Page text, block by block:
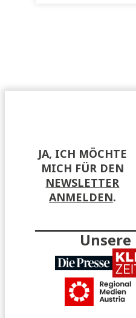
JA, ICH MÖCHTE
MICH FÜR DEN
NEWSLETTER
ANMELDEN.